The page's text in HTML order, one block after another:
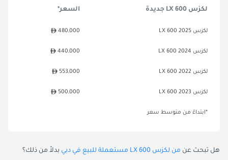
لكزس LX 600 جديدة السعر*
لكزس LX 600 2025 480,000
لكزس LX 600 2024 440,000
لكزس LX 600 2022 553,000
لكزس LX 600 2023 500,000
*ابتداءً من متوسط سعر
هل تبحث عن من لكزس LX 600 مستعملة للبيع في دبي بدلاً من ذلك؟